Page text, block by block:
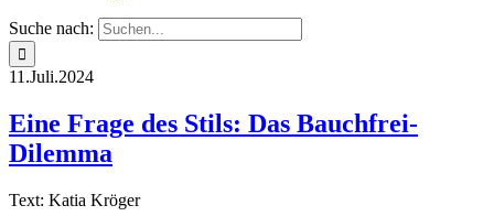
Suche nach:
11.Juli.2024
Eine Frage des Stils: Das Bauchfrei-
Dilemma
Text: Katia Kröger